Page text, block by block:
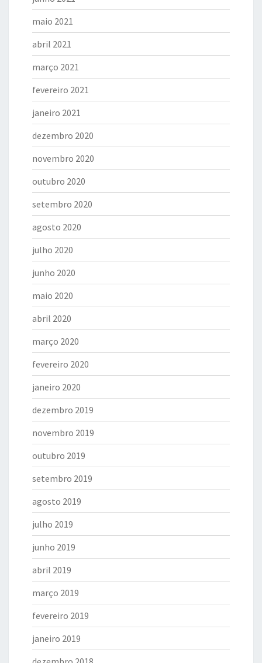
maio 2021
abril 2021
março 2021
fevereiro 2021
janeiro 2021
dezembro 2020
novembro 2020
outubro 2020
setembro 2020
agosto 2020
julho 2020
junho 2020
maio 2020
abril 2020
março 2020
fevereiro 2020
janeiro 2020
dezembro 2019
novembro 2019
outubro 2019
setembro 2019
agosto 2019
julho 2019
junho 2019
abril 2019
março 2019
fevereiro 2019
janeiro 2019